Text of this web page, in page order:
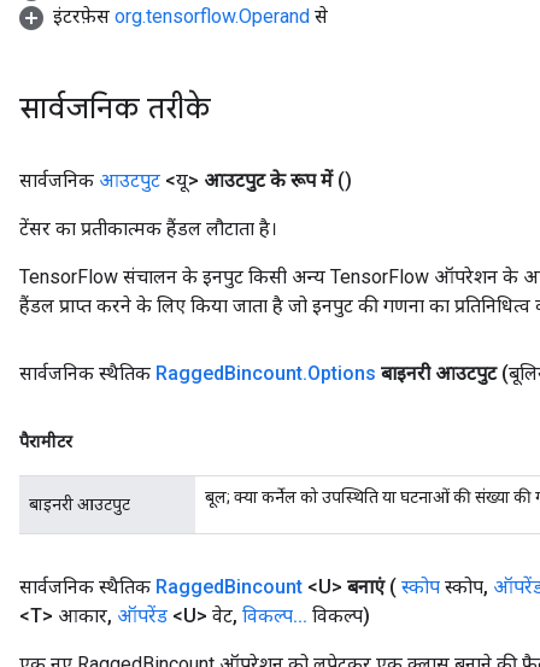
इंटरफ़ेस org.tensorflow.Operand से
सार्वजनिक तरीके
सार्वजनिक आउटपुट <यू> आउटपुट के रूप में ()
टेंसर का प्रतीकात्मक हैंडल लौटाता है।
TensorFlow संचालन के इनपुट किसी अन्य TensorFlow ऑपरेशन के
हैंडल प्राप्त करने के लिए किया जाता है जो इनपुट की गणना का प्रतिनिधित्व
सार्वजनिक स्थैतिक RaggedBincount.Options बाइनरी आउटपुट
पैरामीटर
बाइनरी आउटपुट बूल; क्या कर्नेल को उपस्थिति या घटनाओं की संख्या की
सार्वजनिक स्थैतिक RaggedBincount <U> बनाएं ( स्कोप स्कोप,
<T> आकार, ऑपरेंड <U> वेट, विकल्प... विकल्प)